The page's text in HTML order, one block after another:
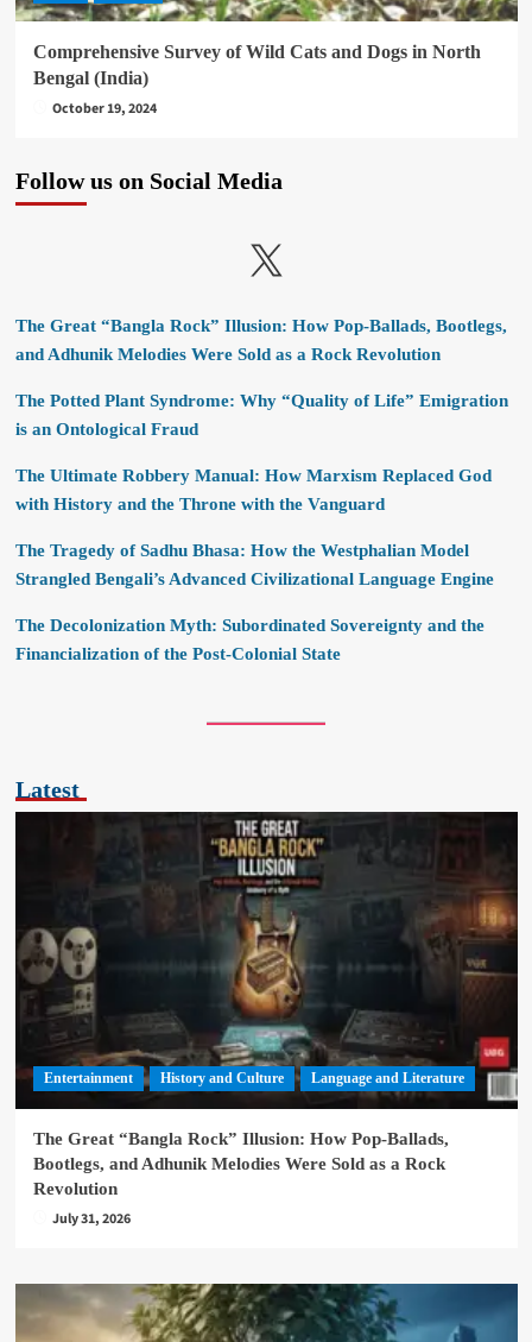
Comprehensive Survey of Wild Cats and Dogs in North
Bengal (India)
October 19, 2024
Follow us on Social Media
X
The Great “Bangla Rock” Illusion: How Pop-Ballads, Bootlegs,
and Adhunik Melodies Were Sold as a Rock Revolution
The Potted Plant Syndrome: Why “Quality of Life” Emigration
is an Ontological Fraud
The Ultimate Robbery Manual: How Marxism Replaced God
with History and the Throne with the Vanguard
The Tragedy of Sadhu Bhasa: How the Westphalian Model
Strangled Bengali’s Advanced Civilizational Language Engine
The Decolonization Myth: Subordinated Sovereignty and the
Financialization of the Post-Colonial State
Latest
Entertainment History and Culture Language and Literature
The Great “Bangla Rock” Illusion: How Pop-Ballads,
Bootlegs, and Adhunik Melodies Were Sold as a Rock
Revolution
July 31, 2026